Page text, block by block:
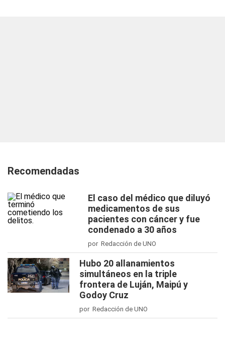
Recomendadas
El caso del médico que diluyó
medicamentos de sus
pacientes con cáncer y fue
condenado a 30 años
por Redacción de UNO
Hubo 20 allanamientos
simultáneos en la triple
frontera de Luján, Maipú y
Godoy Cruz
por Redacción de UNO